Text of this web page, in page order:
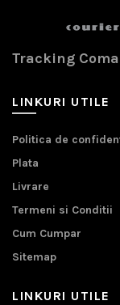
Tracking
LINKURI UTILE
Politica de
Plata
Livrare
Termeni si Conditii
Cum Cumpar
Sitemap
LINKURI UTILE